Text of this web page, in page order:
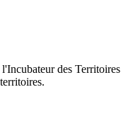
des Territoires